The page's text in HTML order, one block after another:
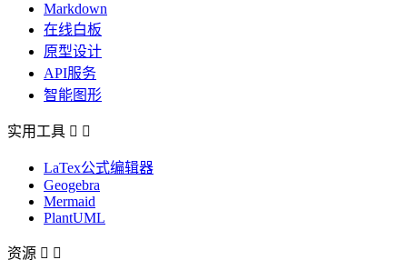
Markdown
在线白板
原型设计
API服务
智能图形
实用工具  
LaTex公式编辑器
Geogebra
Mermaid
PlantUML
资源  